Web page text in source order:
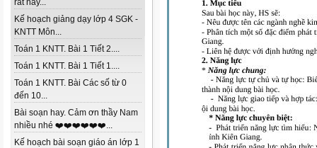
rất hay...
Kế hoạch giảng dạy lớp 4 SGK -
KNTT Môn...
Toán 1 KNTT. Bài 1 Tiết 2....
Toán 1 KNTT. Bài 1 Tiết 1....
Toán 1 KNTT. Bài Các số từ 0
đến 10...
Bài soạn hay. Cảm ơn thầy Nam
nhiều nhé ❤️❤️❤️❤️❤️❤️...
Kế hoạch bài soạn giáo án lớp 1